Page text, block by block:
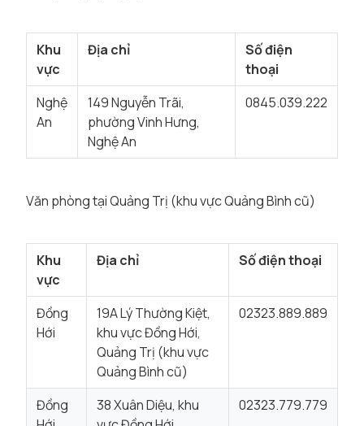
Khu
vực
Địa chỉ
Số điện
thoại
Nghệ
An
149 Nguyễn Trãi,
phường Vinh Hưng,
Nghệ An
0845.039.222
Văn phòng tại Quảng Trị (khu vực Quảng Bình cũ)
Khu
vực
Địa chỉ Số điện thoại
Đồng
Hới
19A Lý Thường Kiệt,
khu vực Đồng Hới,
Quảng Trị (khu vực
Quảng Bình cũ)
02323.889.889
Đồng
38 Xuân Diệu, khu
02323.779.779